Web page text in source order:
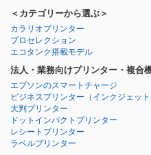
＜カテゴリーから選ぶ＞
カラリオプリンター
プロセレクション
エコタンク搭載モデル
法人・業務向けプリンター・複合
エプソンのスマートチャージ
ビジネスプリンター （インクジェッ
大判プリンター
ドットインパクトプリンター
レシートプリンター
ラベルプリンター